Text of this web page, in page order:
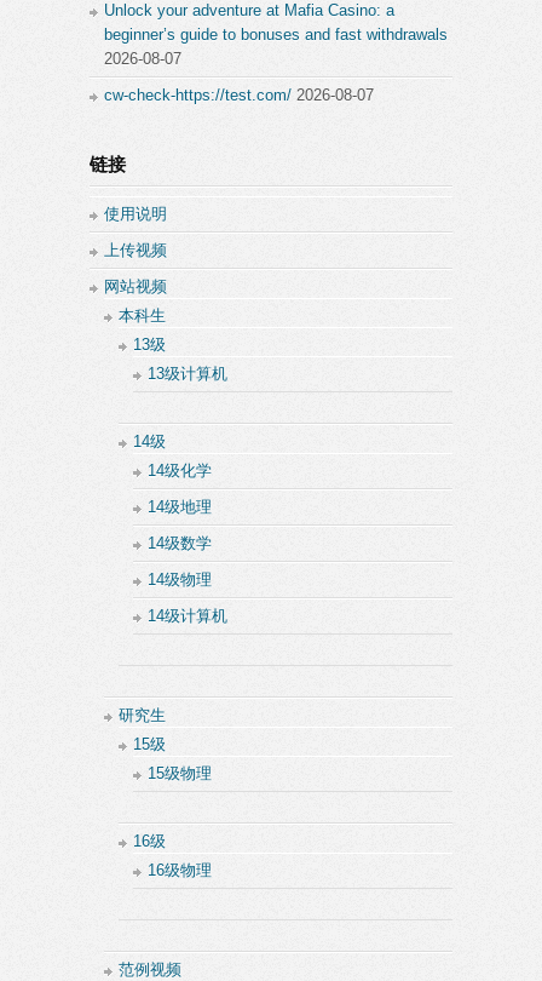
Unlock your adventure at Mafia Casino: a
beginner’s guide to bonuses and fast withdrawals
2026-08-07
cw-check-https://test.com/ 2026-08-07
链接
使用说明
上传视频
网站视频
本科生
13级
13级计算机
14级
14级化学
14级地理
14级数学
14级物理
14级计算机
研究生
15级
15级物理
16级
16级物理
范例视频